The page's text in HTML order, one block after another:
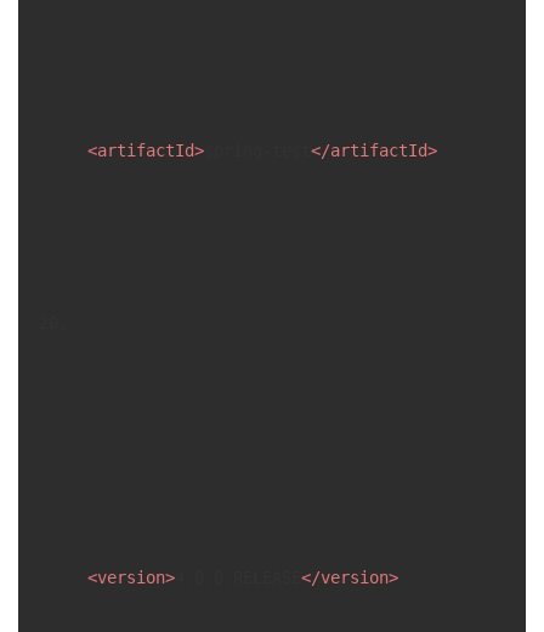
<artifactId> </artifactId>
<version> </version>